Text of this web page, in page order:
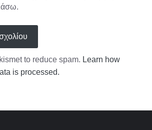
to reduce spam. Learn how
is processed.